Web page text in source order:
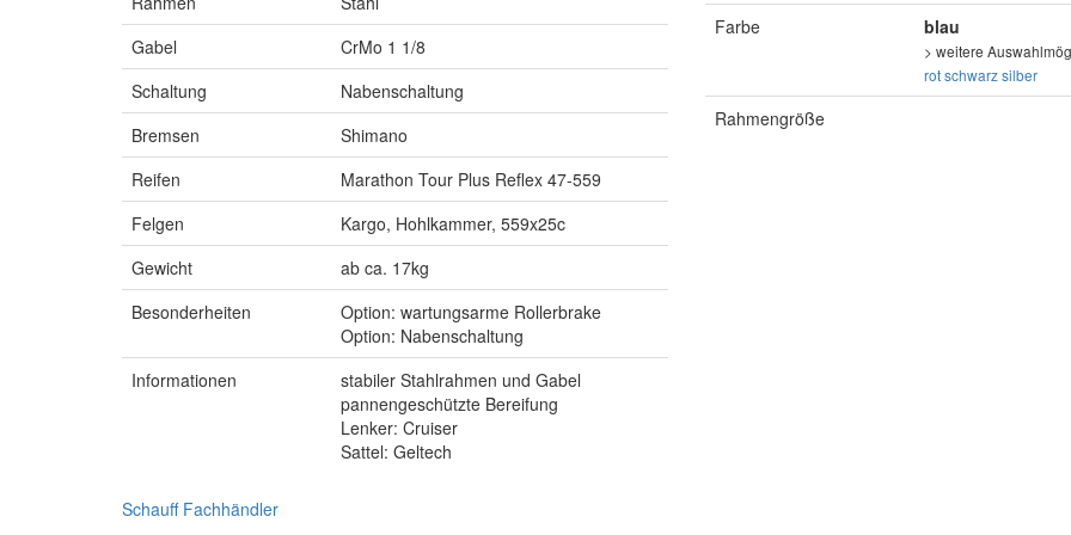
Gabel
CrMo 1 1/8
Schaltung
Nabenschaltung
Bremsen
Shimano
Reifen
Marathon Tour Plus Reflex 47-559
Felgen
Kargo, Hohlkammer, 559x25c
Gewicht
ab ca. 17kg
Besonderheiten
Option: wartungsarme Rollerbrake
Option: Nabenschaltung
Informationen
stabiler Stahlrahmen und Gabel
pannengeschützte Bereifung
Lenker: Cruiser
Sattel: Geltech
Farbe
blau
> weitere
rot schwarz silber
Rahmengröße
Schauff Fachhändler